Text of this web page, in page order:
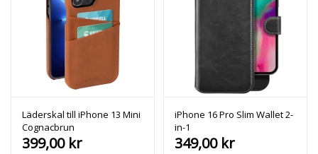
Läderskal till iPhone 13 Mini
Cognacbrun
399,00 kr
iPhone 16 Pro Slim Wallet 2-
in-1
349,00 kr